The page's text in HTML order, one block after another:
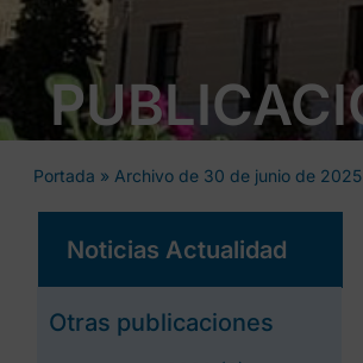
Portada » Archivo de 30 de junio de 2025
Noticias Actualidad
Otras publicaciones